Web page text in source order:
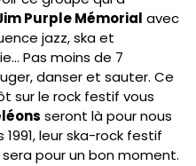
Purple Mémorial avec
jazz, ska et
Pas moins de 7
danser et sauter. Ce
sur le rock festif vous
seront là pour nous
leur ska-rock festif
pour un bon moment.